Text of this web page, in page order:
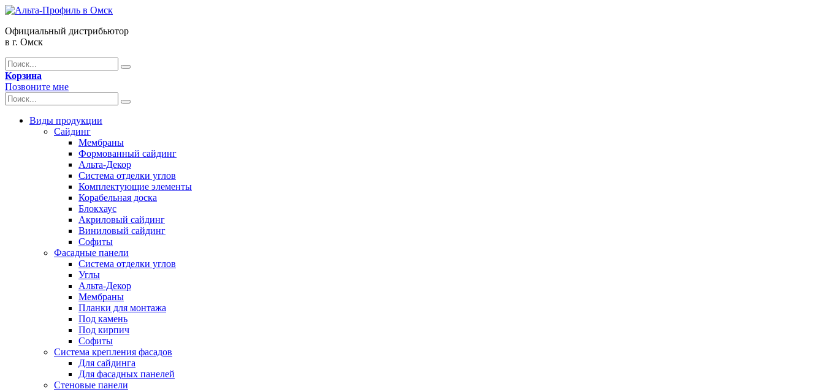
Официальный дистрибьютор
в г. Омск
Корзина
Позвоните мне
Виды продукции
Сайдинг
Мембраны
Формованный сайдинг
Альта-Декор
Система отделки углов
Комплектующие элементы
Корабельная доска
Блокхаус
Акриловый сайдинг
Виниловый сайдинг
Софиты
Фасадные панели
Система отделки углов
Углы
Альта-Декор
Мембраны
Планки для монтажа
Под камень
Под кирпич
Софиты
Система крепления фасадов
Для сайдинга
Для фасадных панелей
Стеновые панели